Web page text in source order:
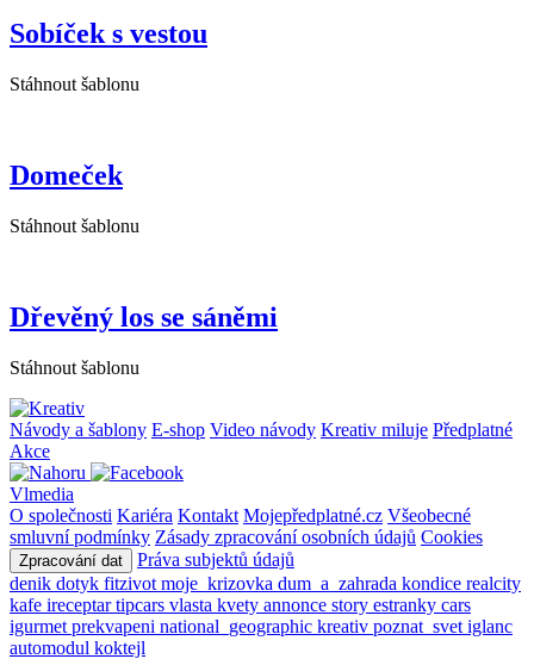
Sobíček s vestou
Stáhnout šablonu
Domeček
Stáhnout šablonu
Dřevěný los se sáněmi
Stáhnout šablonu
Návody a šablony E-shop Video návody Kreativ miluje Předplatné
Akce
Vlmedia
O společnosti Kariéra Kontakt Mojepředplatné.cz Všeobecné
smluvní podmínky Zásady zpracování osobních údajů Cookies
Zpracování dat
Práva subjektů údajů
denik dotyk fitzivot moje_krizovka dum_a_zahrada kondice realcity
kafe ireceptartipcars vlasta kvety annonce story estranky cars
igurmet prekvapeni national_geographic kreativ poznat_svet iglanc
automodul koktejl